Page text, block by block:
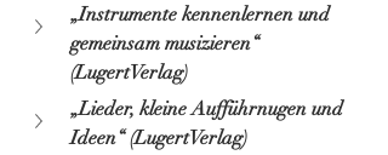
„Instrumente kennenlernen und
gemeinsam musizieren“
(LugertVerlag)
„Lieder, kleine Aufführnugen und
Ideen“ (LugertVerlag)